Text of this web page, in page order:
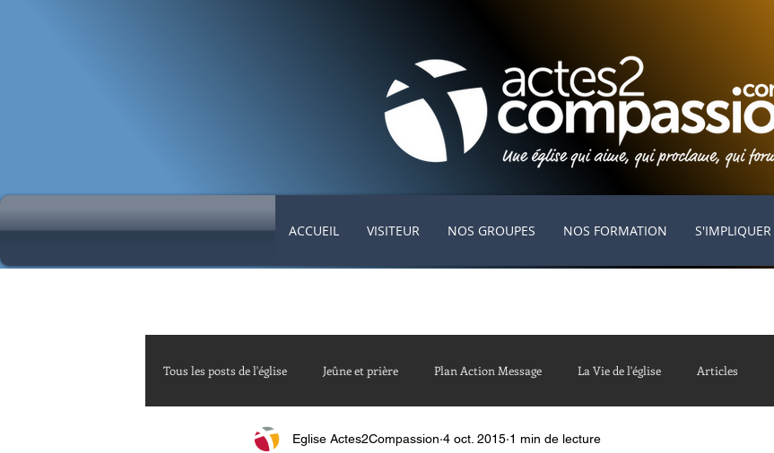
ACCUEIL VISITEUR NOS GROUPES NOS FORMATION S'IMPLIQUER
Tous les posts de l'église Jeûne et prière Plan Action Message La Vie de l'église Articles
Eglise Actes2Compassion 4 oct. 2015 1 min de lecture